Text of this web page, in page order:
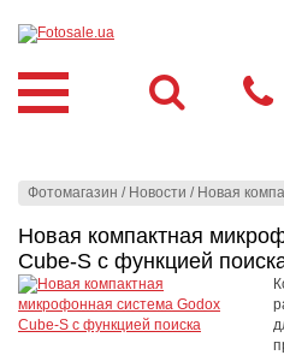
Фотомагазин / Новости / Новая компактная
Новая компактная
Cube-S с функцией